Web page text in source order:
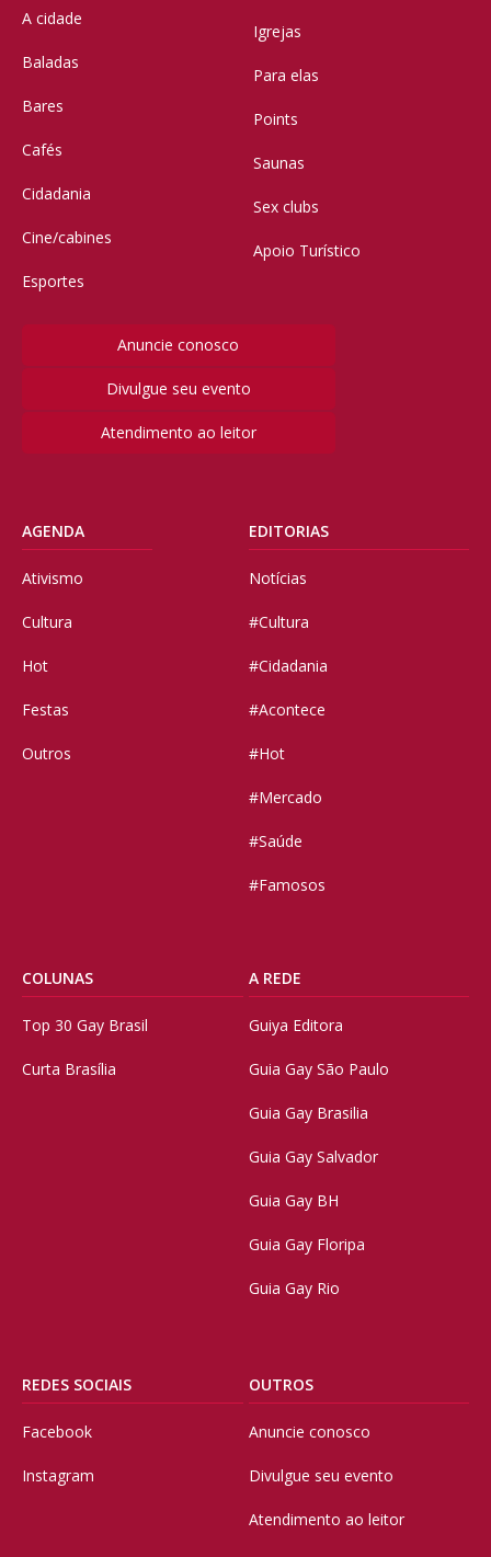
A cidade
Baladas
Bares
Cafés
Cidadania
Cine/cabines
Esportes
Igrejas
Para elas
Points
Saunas
Sex clubs
Apoio Turístico
Anuncie conosco
Divulgue seu evento
Atendimento ao leitor
AGENDA
Ativismo
Cultura
Hot
Festas
Outros
EDITORIAS
Notícias
#Cultura
#Cidadania
#Acontece
#Hot
#Mercado
#Saúde
#Famosos
COLUNAS
Top 30 Gay Brasil
Curta Brasília
A REDE
Guiya Editora
Guia Gay São Paulo
Guia Gay Brasilia
Guia Gay Salvador
Guia Gay BH
Guia Gay Floripa
Guia Gay Rio
REDES SOCIAIS
Facebook
Instagram
OUTROS
Anuncie conosco
Divulgue seu evento
Atendimento ao leitor